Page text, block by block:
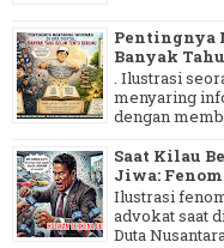
Pentingnya
Banyak
. Ilustrasi
menyaring
dengan
Saat Kilau
Jiwa:
Ilustrasi
advokat saat
Duta